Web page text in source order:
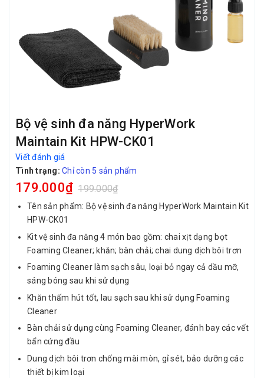
Bộ vệ sinh đa năng HyperWork
Maintain Kit HPW-CK01
Viết đánh giá
Tình trạng: Chỉ còn 5 sản phẩm
179.000₫ 199.000₫
Tên sản phẩm: Bộ vệ sinh đa năng HyperWork Maintain Kit
HPW-CK01
Kit vệ sinh đa năng 4 món bao gồm: chai xịt dạng bọt
Foaming Cleaner; khăn; bàn chải; chai dung dịch bôi trơn
Foaming Cleaner làm sạch sâu, loại bỏ ngay cả dầu mỡ,
sáng bóng sau khi sử dụng
Khăn thấm hút tốt, lau sạch sau khi sử dụng Foaming
Cleaner
Bàn chải sử dụng cùng Foaming Cleaner, đánh bay các vết
bẩn cứng đầu
Dung dịch bôi trơn chống mài mòn, gỉ sét, bảo dưỡng các
thiết bị kim loại